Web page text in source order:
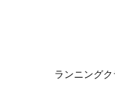
ランニング